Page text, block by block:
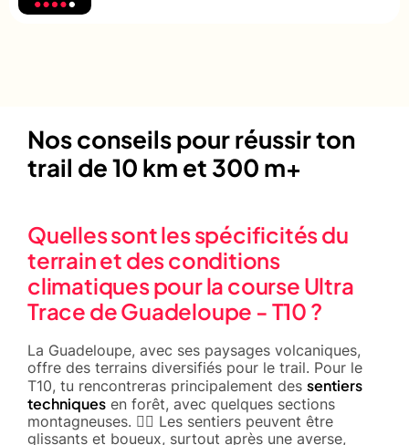
Nos conseils pour réussir ton
trail de 10 km et 300 m+
Quelles sont les spécificités du
terrain et des conditions
climatiques pour la course Ultra
Trace de Guadeloupe - T10 ?
La Guadeloupe, avec ses paysages volcaniques,
offre des terrains diversifiés pour le trail. Pour le
T10, tu rencontreras principalement des sentiers
techniques en forêt, avec quelques sections
montagneuses. 🚵‍♂️ Les sentiers peuvent être
glissants et boueux, surtout après une averse,